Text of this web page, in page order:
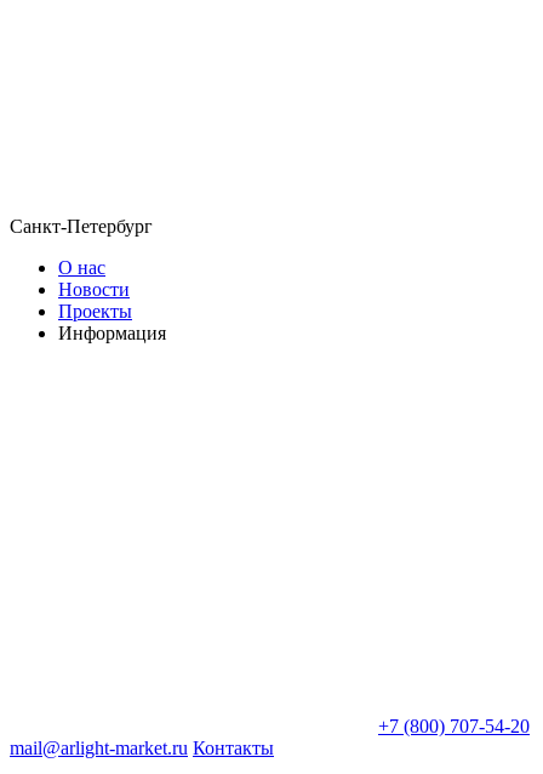
Санкт-Петербург
О нас
Новости
Проекты
Информация
+7 (800) 707-54-20
mail@arlight-market.ru Контакты